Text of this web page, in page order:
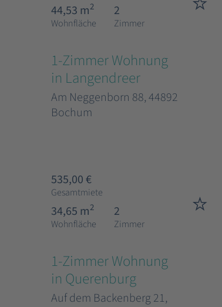
44,53 m2
Wohnfläche
2
Zimmer
1-Zimmer Wohnung
in Langendreer
Am Neggenborn 88, 44892
Bochum
535,00 €
Gesamtmiete
34,65 m2
Wohnfläche
2
Zimmer
1-Zimmer Wohnung
in Querenburg
Auf dem Backenberg 21,